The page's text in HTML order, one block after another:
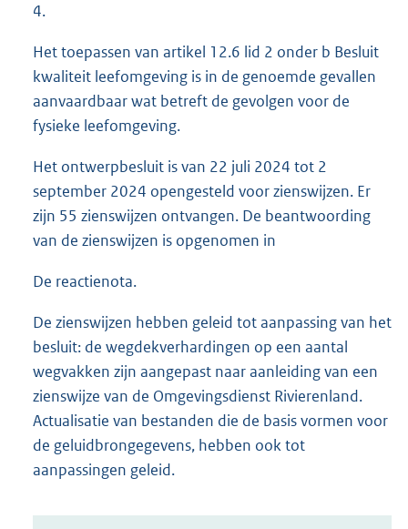
4.
Het toepassen van artikel 12.6 lid 2 onder b Besluit
kwaliteit leefomgeving is in de genoemde gevallen
aanvaardbaar wat betreft de gevolgen voor de
fysieke leefomgeving.
Het ontwerpbesluit is van 22 juli 2024 tot 2
september 2024 opengesteld voor zienswijzen. Er
zijn 55 zienswijzen ontvangen. De beantwoording
van de zienswijzen is opgenomen in
De reactienota.
De zienswijzen hebben geleid tot aanpassing van het
besluit: de wegdekverhardingen op een aantal
wegvakken zijn aangepast naar aanleiding van een
zienswijze van de Omgevingsdienst Rivierenland.
Actualisatie van bestanden die de basis vormen voor
de geluidbrongegevens, hebben ook tot
aanpassingen geleid.